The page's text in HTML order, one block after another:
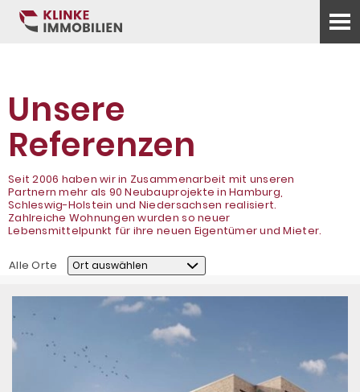
Unsere
Referenzen
Seit 2006 haben wir in Zusammenarbeit mit unseren
Partnern mehr als 90 Neubauprojekte in Hamburg,
Schleswig-Holstein und Niedersachsen realisiert.
Zahlreiche Wohnungen wurden so neuer
Lebensmittelpunkt für ihre neuen Eigentümer und Mieter.
Alle Orte